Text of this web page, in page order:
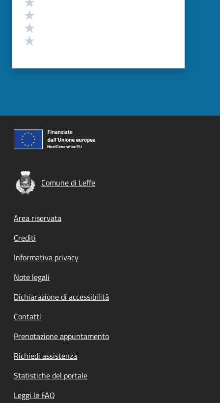
Comune di Leffe
Footer menu
Area riservata
Crediti
Informativa privacy
Note legali
Dichiarazione di accessibilità
Contatti
Prenotazione appuntamento
Richiedi assistenza
Statistiche del portale
Leggi le FAQ